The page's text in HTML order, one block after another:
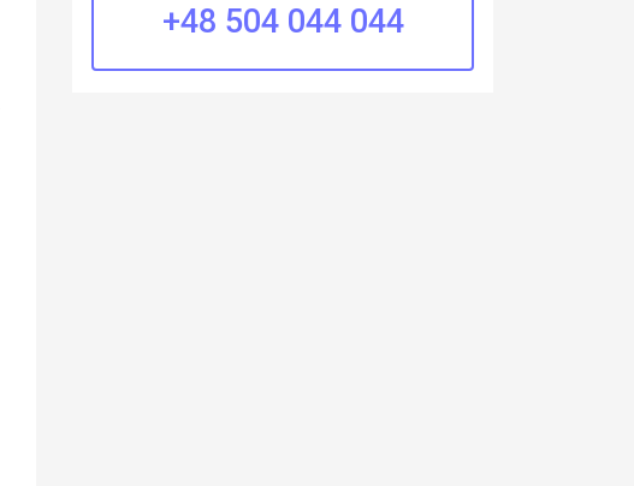
+48 504 044 044